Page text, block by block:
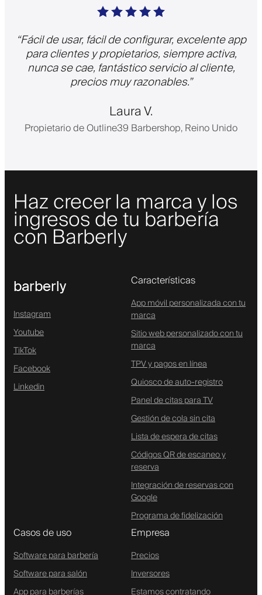
“Fácil de usar, fácil de configurar, excelente app
para clientes y propietarios, siempre activa,
nunca se cae, fantástico servicio al cliente,
precios muy razonables.”
Laura V.
Propietario de Outline39 Barbershop, Reino Unido
Haz crecer la marca y los
ingresos de tu barbería
con Barberly
barberly
Instagram
Youtube
TikTok
Facebook
Linkedin
Características
App móvil personalizada con tu
marca
Sitio web personalizado con tu
marca
TPV y pagos en línea
Quiosco de auto-registro
Panel de citas para TV
Gestión de cola sin cita
Lista de espera de citas
Códigos QR de escaneo y
reserva
Integración de reservas con
Google
Programa de fidelización
Casos de uso
Software para barbería
Software para salón
App para barberías
Empresa
Precios
Inversores
Estamos contratando